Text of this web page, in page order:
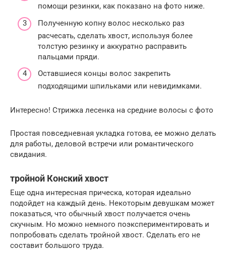
помощи резинки, как показано на фото ниже.
Полученную копну волос несколько раз
расчесать, сделать хвост, используя более
толстую резинку и аккуратно расправить
пальцами пряди.
Оставшиеся концы волос закрепить
подходящими шпильками или невидимками.
Интересно! Стрижка лесенка на средние волосы с фото
Простая повседневная укладка готова, ее можно делать
для работы, деловой встречи или романтического
свидания.
тройной Конский хвост
Еще одна интересная прическа, которая идеально
подойдет на каждый день. Некоторым девушкам может
показаться, что обычный хвост получается очень
скучным. Но можно немного поэкспериментировать и
попробовать сделать тройной хвост. Сделать его не
составит большого труда.